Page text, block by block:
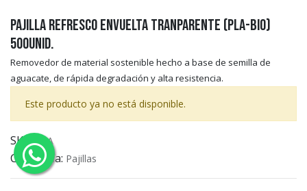
Pajilla Refresco Envuelta Tranparente (PLA-BIO)
500unid.
Removedor de material sostenible hecho a base de semilla de
aguacate, de rápida degradación y alta resistencia.
Este producto ya no está disponible.
SKU: N/A
Categoría: Pajillas